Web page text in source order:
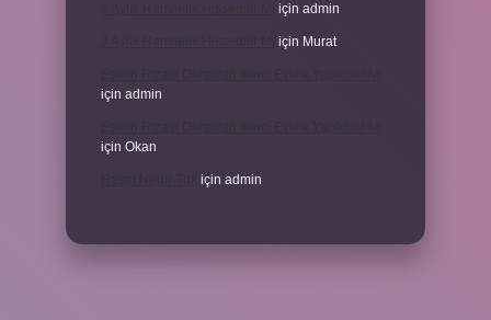
için admin
için Murat
için admin
için Okan
için admin